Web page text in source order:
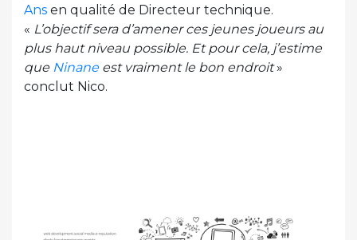
Ans en qualité de Directeur technique.
« L’objectif sera d’amener ces jeunes joueurs au
plus haut niveau possible. Et pour cela, j’estime
que Ninaneest vraiment le bon endroit»
conclut Nico.